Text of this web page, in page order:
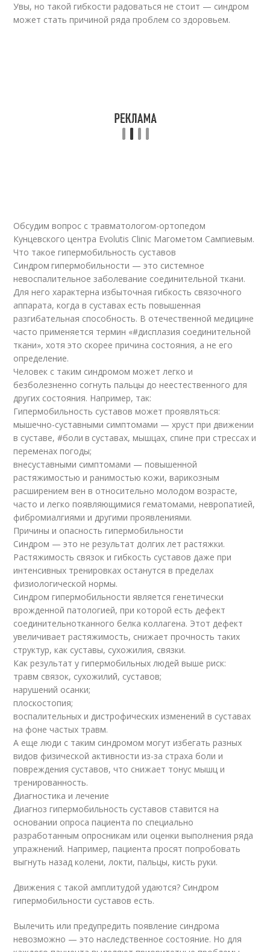
Увы, но такой гибкости радоваться не стоит — синдром
может стать причиной ряда проблем со здоровьем.
Обсудим вопрос с травматологом-ортопедом
Кунцевского центра Evolutis Clinic Магометом Сампиевым.
Что такое гипермобильность суставов
Синдром гипермобильности — это системное
невоспалительное заболевание соединительной ткани.
Для него характерна избыточная гибкость связочного
аппарата, когда в суставах есть повышенная
разгибательная способность. В отечественной медицине
часто применяется термин «#дисплазия соединительной
ткани», хотя это скорее причина состояния, а не его
определение.
Человек с таким синдромом может легко и
безболезненно согнуть пальцы до неестественного для
других состояния. Например, так:
Гипермобильность суставов может проявляться:
мышечно-суставными симптомами — хруст при движении
в суставе, #боли в суставах, мышцах, спине при стрессах и
переменах погоды;
внесуставными симптомами — повышенной
растяжимостью и ранимостью кожи, варикозным
расширением вен в относительно молодом возрасте,
часто и легко появляющимися гематомами, невропатией,
фибромиалгиями и другими проявлениями.
Причины и опасность гипермобильности
Синдром — это не результат долгих лет растяжки.
Растяжимость связок и гибкость суставов даже при
интенсивных тренировках останутся в пределах
физиологической нормы.
Синдром гипермобильности является генетически
врожденной патологией, при которой есть дефект
соединительнотканного белка коллагена. Этот дефект
увеличивает растяжимость, снижает прочность таких
структур, как суставы, сухожилия, связки.
Как результат у гипермобильных людей выше риск:
травм связок, сухожилий, суставов;
нарушений осанки;
плоскостопия;
воспалительных и дистрофических изменений в суставах
на фоне частых травм.
А еще люди с таким синдромом могут избегать разных
видов физической активности из-за страха боли и
повреждения суставов, что снижает тонус мышц и
тренированность.
Диагностика и лечение
Диагноз гипермобильность суставов ставится на
основании опроса пациента по специально
разработанным опросникам или оценки выполнения ряда
упражнений. Например, пациента просят попробовать
выгнуть назад колени, локти, пальцы, кисть руки.
Движения с такой амплитудой удаются? Синдром
гипермобильности суставов есть.
Вылечить или предупредить появление синдрома
невозможно — это наследственное состояние. Но для